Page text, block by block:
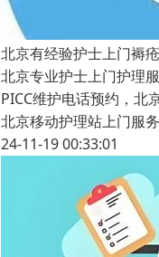
北京有经验护士上门褥
北京专业护士上门护理
PICC维护电话预约，北
北京移动护理站上门服务
24-11-19 00:33:01